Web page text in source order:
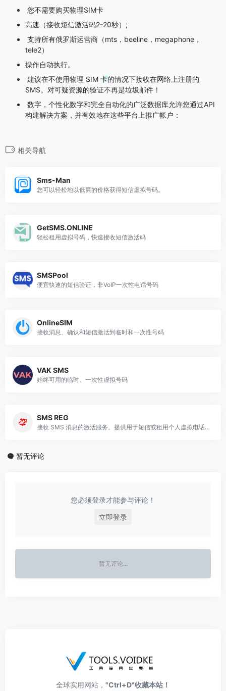
您不需要购买物理SIM卡
高速（接收短信激活码2-20秒）;
支持所有俄罗斯运营商（mts，beeline，megaphone，
tele2）
操作自动执行。
建议在不使用物理 SIM 卡的情况下接收在网络上注册的
SMS。对可疑资源的验证不再是垃圾邮件！
数字，个性化数字和完全自动化的广泛数据库允许您通过API
构建解决方案，并有效地在这些平台上推广帐户：
相关导航
Sms-Man
您可以轻松地以低廉的价格获得短信虚拟号码。
GetSMS.ONLINE
轻松租用虚拟号码，快速接收短信激活码
SMSPool
便宜快速的短信验证，非VoIP一次性电话号码
OnlineSIM
接收消息、确认和短信激活到临时和一次性号码
VAK SMS
始终可用的临时、一次性虚拟号码
SMS REG
接收 SMS 消息的激活服务。提供用于短信或租用个人虚拟电话号码的单个号码
暂无评论
您必须登录才能参与评论！
立即登录
暂无评论...
全球实用网站， "Ctrl+D"收藏本站！